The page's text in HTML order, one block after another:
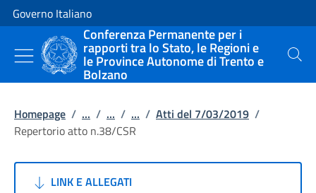
Vai al contenuto
Vai alla navigazione del sito
Governo Italiano
Conferenza Permanente per i
rapporti tra lo Stato, le Regioni e
le Province Autonome di Trento e
Bolzano
Cerca
Homepage / ... / ... / ... / Atti del 7/03/2019 /
Repertorio atto n.38/CSR
LINK E ALLEGATI